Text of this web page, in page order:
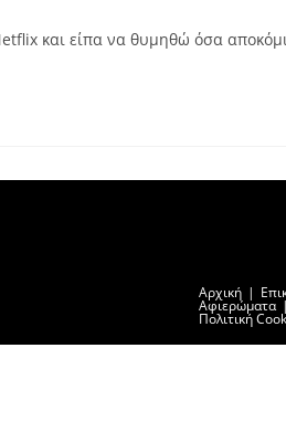
και είπα να θυμηθώ όσα
Αρχική
Αφιερώματα
Πολιτική